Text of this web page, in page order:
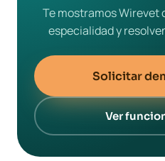
Te mostramos Wirevet
especialidad y
Solicitar
Ver